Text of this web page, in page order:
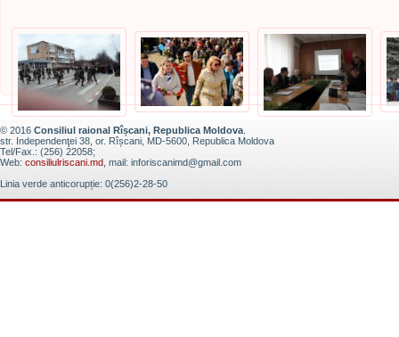
© 2016 Consiliul raional Rîșcani, Republica Moldova
str. Independenţei 38, or. Rîșcani, MD-5600, Republica Moldova
Tel/Fax.: (256) 22058;
Web: consiliulriscani.md , mail: inforiscanimd@gmail.com
Linia verde anticorupție: 0(256)2-28-50